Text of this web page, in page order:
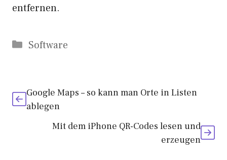
entfernen.
Kategorien
Software
Google Maps – so kann man Orte in Listen
ablegen
Mit dem iPhone QR-Codes lesen und
erzeugen